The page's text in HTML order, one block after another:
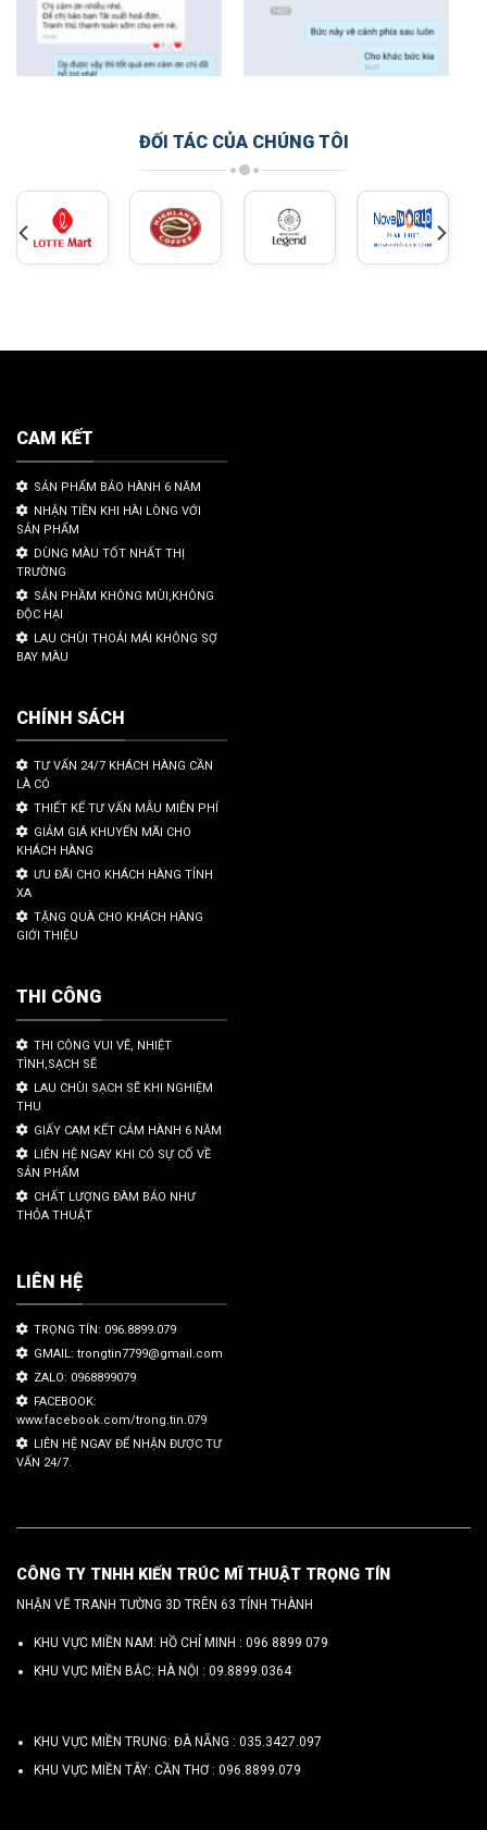
ĐỐI TÁC CỦA CHÚNG TÔI
CAM KẾT
SẢN PHẨM BẢO HÀNH 6 NĂM
NHẬN TIỀN KHI HÀI LÒNG VỚI
SẢN PHẨM
DÙNG MÀU TỐT NHẤT THỊ
TRƯỜNG
SẢN PHẦM KHÔNG MÙI,KHÔNG
ĐỘC HẠI
LAU CHÙI THOẢI MÁI KHÔNG SỢ
BAY MÀU
CHÍNH SÁCH
TƯ VẤN 24/7 KHÁCH HÀNG CẦN
LÀ CÓ
THIẾT KẾ TƯ VẤN MẪU MIỄN PHÍ
GIẢM GIÁ KHUYẾN MÃI CHO
KHÁCH HÀNG
ƯU ĐÃI CHO KHÁCH HÀNG TỈNH
XA
TẶNG QUÀ CHO KHÁCH HÀNG
GIỚI THIỆU
THI CÔNG
THI CÔNG VUI VẼ, NHIỆT
TÌNH,SẠCH SẼ
LAU CHÙI SẠCH SẼ KHI NGHIỆM
THU
GIẤY CAM KẾT CẢM HÀNH 6 NĂM
LIÊN HỆ NGAY KHI CÓ SỰ CỐ VỀ
SẢN PHẨM
CHẤT LƯỢNG ĐÀM BẢO NHƯ
THỎA THUẬT
LIÊN HỆ
TRỌNG TÍN: 096.8899.079
GMAIL: trongtin7799@gmail.com
ZALO: 0968899079
FACEBOOK:
www.facebook.com/trong.tin.079
LIÊN HỆ NGAY ĐỂ NHẬN ĐƯỢC TƯ
VẤN 24/7.
CÔNG TY TNHH KIẾN TRÚC MĨ THUẬT TRỌNG TÍN
NHẬN VẼ TRANH TƯỜNG 3D TRÊN 63 TỈNH THÀNH
KHU VỰC MIỀN NAM: HỒ CHÍ MINH : 096 8899 079
KHU VỰC MIỀN BẮC: HÀ NỘI : 09.8899.0364
KHU VỰC MIỀN TRUNG: ĐÀ NẴNG : 035.3427.097
KHU VỰC MIỀN TÂY: CẦN THƠ : 096.8899.079